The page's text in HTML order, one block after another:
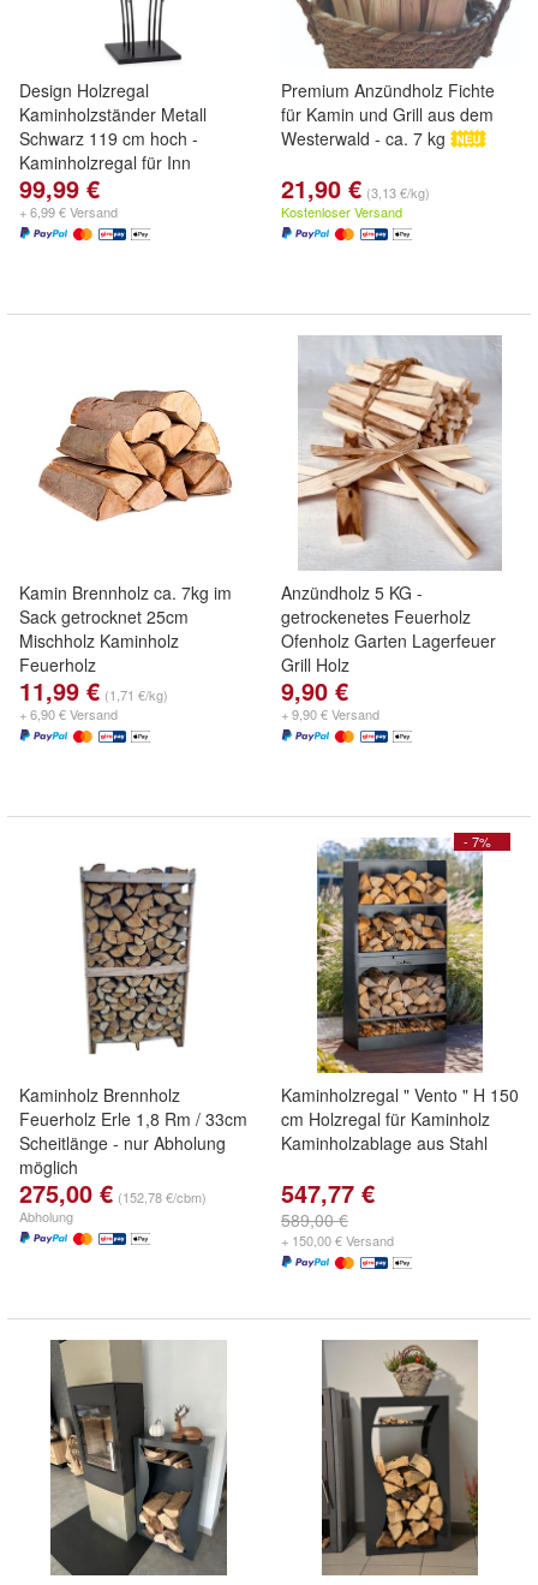
Design Holzregal
Kaminholzständer Metall
Schwarz 119 cm hoch -
Kaminholzregal für Inn
99,99 €
+ 6,99 € Versand
Premium Anzündholz Fichte
für Kamin und Grill aus dem
Westerwald - ca. 7 kg
21,90 € (3,13 €/kg)
Kostenloser Versand
Kamin Brennholz ca. 7kg im
Sack getrocknet 25cm
Mischholz Kaminholz
Feuerholz
11,99 € (1,71 €/kg)
+ 6,90 € Versand
Anzündholz 5 KG -
getrockenetes Feuerholz
Ofenholz Garten Lagerfeuer
Grill Holz
9,90 €
+ 9,90 € Versand
Kaminholz Brennholz
Feuerholz Erle 1,8 Rm / 33cm
Scheitlänge - nur Abholung
möglich
275,00 € (152,78 €/cbm)
Abholung
- 7%
Kaminholzregal " Vento " H 150
cm Holzregal für Kaminholz
Kaminholzablage aus Stahl
547,77 €
589,00 €
+ 150,00 € Versand